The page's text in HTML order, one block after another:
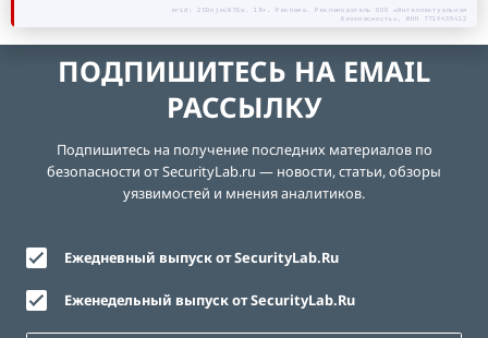
erid: 2SDnjecN7Gw. 18+. Реклама. Рекламодатель ООО «Интеллектуальная
безопасность», ИНН 7719435412
ПОДПИШИТЕСЬ НА EMAIL
РАССЫЛКУ
Подпишитесь на получение последних материалов по
безопасности от SecurityLab.ru — новости, статьи, обзоры
уязвимостей и мнения аналитиков.
Ежедневный выпуск от SecurityLab.Ru
Еженедельный выпуск от SecurityLab.Ru